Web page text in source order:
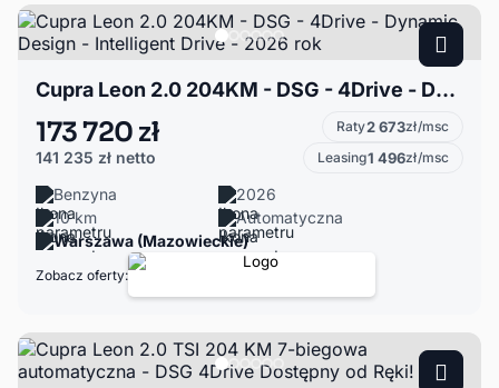
Cupra Leon 2.0 204KM - DSG - 4Drive - Dynamic Design - Intelligent Drive - 2026 rok
173 720 zł
141 235 zł netto
Raty2 673zł/msc
Leasing1 496zł/msc
Benzyna
2026
10 km
Automatyczna
Warszawa (Mazowieckie)
Zobacz oferty: